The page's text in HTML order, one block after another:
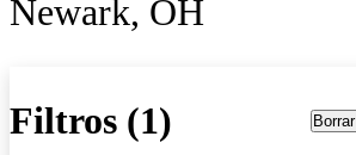
Newark, OH
Filtros (1)